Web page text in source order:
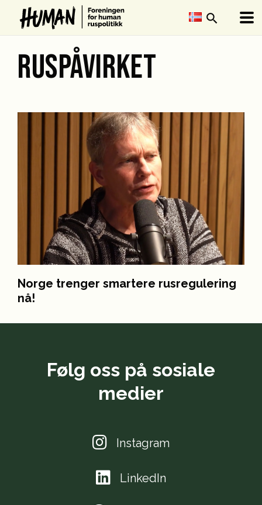
search
RUSPÅVIRKET
Norge trenger smartere rusregulering
nå!
Følg oss på sosiale
medier
Instagram
LinkedIn